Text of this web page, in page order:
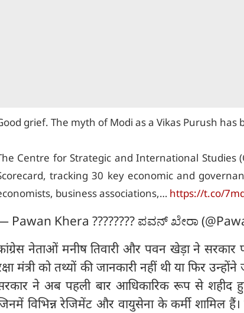
grief. The myth of Modi as a Vikas Purush has
Centre for Strategic and International Studies
tracking 30 key economic and
business associations,… https://t.co/
Pawan Khera ???????? ಪವನ್ ಖೇರಾ
नेताओं मनीष तिवारी और पवन खेड़ा ने सरकार
मंत्री को तथ्यों की जानकारी नहीं थी या फिर
ने अब पहली बार आधिकारिक रूप से शहीद
विभिन्न रेजिमेंट और वायुसेना के कर्मी शामिल